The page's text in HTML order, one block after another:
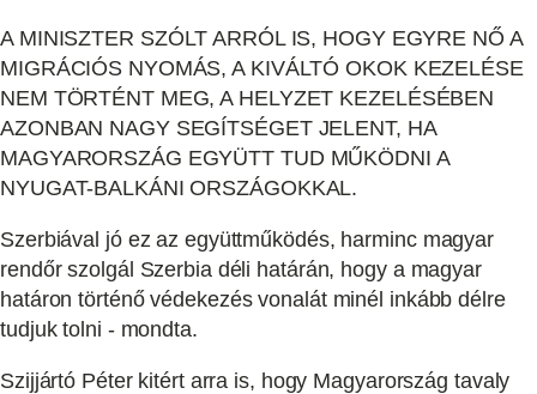
A MINISZTER SZÓLT ARRÓL IS, HOGY EGYRE NŐ A
MIGRÁCIÓS NYOMÁS, A KIVÁLTÓ OKOK KEZELÉSE
NEM TÖRTÉNT MEG, A HELYZET KEZELÉSÉBEN
AZONBAN NAGY SEGÍTSÉGET JELENT, HA
MAGYARORSZÁG EGYÜTT TUD MŰKÖDNI A
NYUGAT-BALKÁNI ORSZÁGOKKAL.
Szerbiával jó ez az együttműködés, harminc magyar
rendőr szolgál Szerbia déli határán, hogy a magyar
határon történő védekezés vonalát minél inkább délre
tudjuk tolni - mondta.
Szijjártó Péter kitért arra is, hogy Magyarország tavaly